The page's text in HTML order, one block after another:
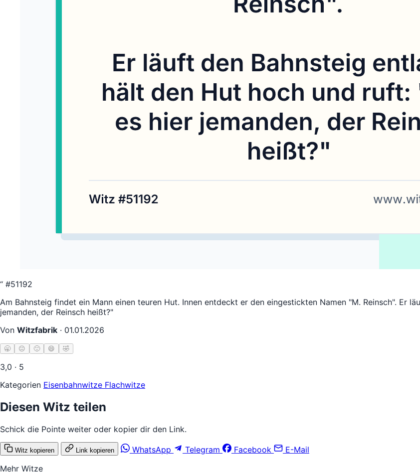
“ #51192
Am Bahnsteig findet ein Mann einen teuren Hut. Innen entdeckt er den eingestickten Namen "M. Reinsch". Er
jemanden, der Reinsch heißt?"
Von Witzfabrik · 01.01.2026
🥱 😐 🙂 😄 🤣
3,0 · 5
Kategorien Eisenbahnwitze Flachwitze
Diesen Witz teilen
Schick die Pointe weiter oder kopier dir den Link.
Witz kopieren Link kopieren WhatsApp Telegram Facebook
E-Mail
Mehr Witze